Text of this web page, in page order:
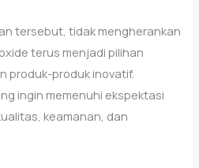
tersebut, tidak mengherankan
terus menjadi pilihan
produk-produk inovatif.
ingin memenuhi ekspektasi
keamanan, dan